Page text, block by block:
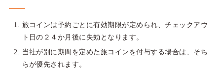
旅コインは予約ごとに有効期限が定められ、チェックアウ
ト日の２４か月後に失効となります。
当社が別に期間を定めた旅コインを付与する場合は、そち
らが優先されます。